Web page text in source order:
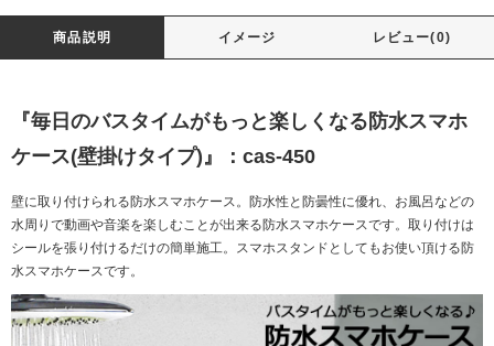
商品説明 イメージ レビュー(0)
『毎日のバスタイムがもっと楽しくなる防水スマホ
ケース(壁掛けタイプ)』：cas-450
壁に取り付けられる防水スマホケース。防水性と防曇性に優れ、お風呂などの
水周りで動画や音楽を楽しむことが出来る防水スマホケースです。取り付けは
シールを張り付けるだけの簡単施工。スマホスタンドとしてもお使い頂ける防
水スマホケースです。